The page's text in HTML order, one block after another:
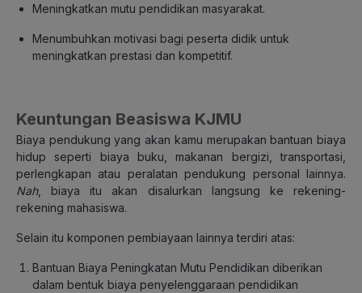
Meningkatkan mutu pendidikan masyarakat.
Menumbuhkan motivasi bagi peserta didik untuk
meningkatkan prestasi dan kompetitif.
Keuntungan Beasiswa KJMU
Biaya pendukung yang akan kamu merupakan bantuan biaya
hidup seperti biaya buku, makanan bergizi, transportasi,
perlengkapan atau peralatan pendukung personal lainnya.
Nah, biaya itu akan disalurkan langsung ke rekening-
rekening mahasiswa.
Selain itu komponen pembiayaan lainnya terdiri atas:
Bantuan Biaya Peningkatan Mutu Pendidikan diberikan
dalam bentuk biaya penyelenggaraan pendidikan